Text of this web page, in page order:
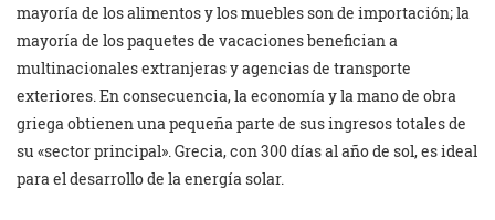
mayoría de los alimentos y los muebles son de importación; la
mayoría de los paquetes de vacaciones benefician a
multinacionales extranjeras y agencias de transporte
exteriores. En consecuencia, la economía y la mano de obra
griega obtienen una pequeña parte de sus ingresos totales de
su «sector principal». Grecia, con 300 días al año de sol, es ideal
para el desarrollo de la energía solar.